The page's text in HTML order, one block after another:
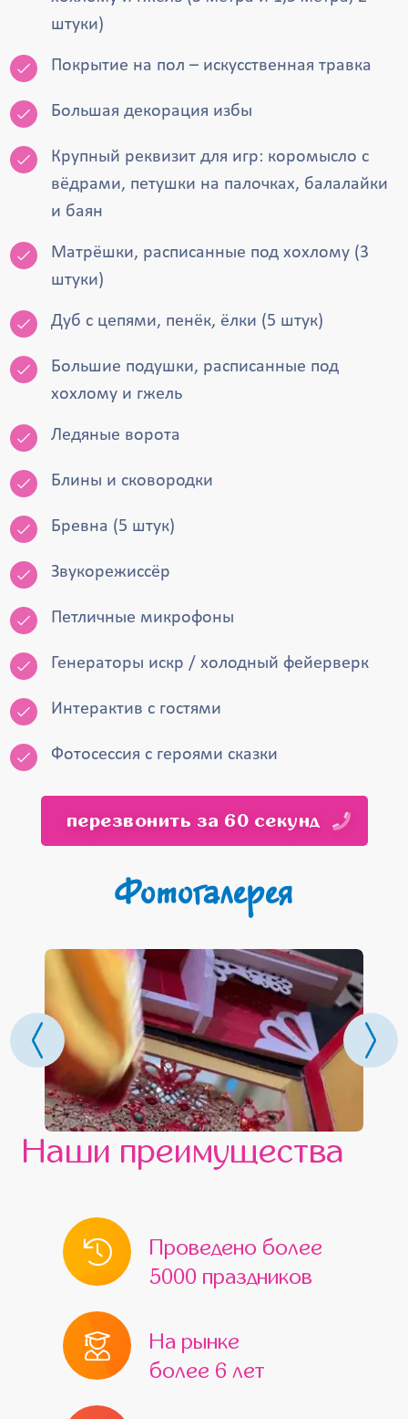
штуки)
Покрытие на пол – искусственная травка
Большая декорация избы
Крупный реквизит для игр: коромысло с
вёдрами, петушки на палочках, балалайки
и баян
Матрёшки, расписанные под хохлому (3
штуки)
Дуб с цепями, пенёк, ёлки (5 штук)
Большие подушки, расписанные под
хохлому и гжель
Ледяные ворота
Блины и сковородки
Бревна (5 штук)
Звукорежиссёр
Петличные микрофоны
Генераторы искр / холодный фейерверк
Интерактив с гостями
Фотосессия с героями сказки
перезвонить за 60 секунд
Фотогалерея
Наши преимущества
Проведено более
5000 праздников
На рынке
более 6 лет